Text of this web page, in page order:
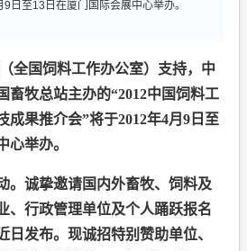
日至13日在厦门国际会展中心举办。
全国饲料工作办公室）支持，中
畜牧总站主办的“2012中国饲料工
成果推介会”将于2012年4月 9 日至
心举办。
。诚挚邀请国内外畜牧、饲料及
、行政管理单位及个人踊跃报名
日发布。现诚招特别赞助单位、